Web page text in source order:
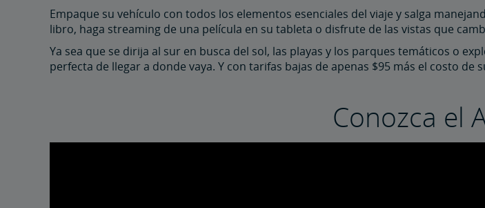
Empaque su vehículo con todos los elementos esenciales del viaje y salga
libro, haga streaming de una película en su tableta o disfrute de las vistas que
Ya sea que se dirija al sur en busca del sol, las playas y los parques temáticos o
perfecta de llegar a donde vaya. Y con tarifas bajas de apenas $95 más el costo
Conozca el